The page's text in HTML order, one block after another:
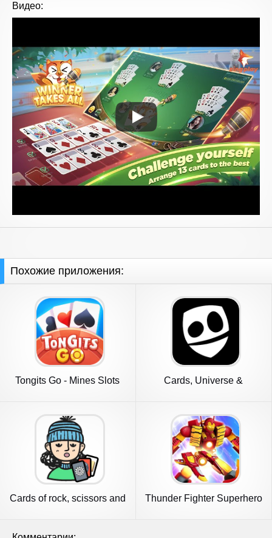
Видео:
Похожие приложения:
Tongits Go - Mines Slots
Cards, Universe &
Cards of rock, scissors and
Thunder Fighter Superhero